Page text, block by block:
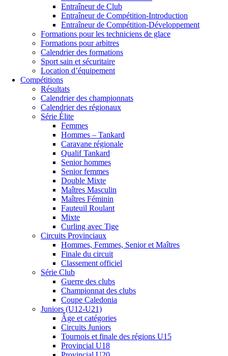
Entraîneur de Club
Entraîneur de Compétition-Introduction
Entraîneur de Compétition-Développement
Formations pour les techniciens de glace
Formations pour arbitres
Calendrier des formations
Sport sain et sécuritaire
Location d’équipement
Compétitions
Résultats
Calendrier des championnats
Calendrier des régionaux
Série Élite
Femmes
Hommes – Tankard
Caravane régionale
Qualif Tankard
Senior hommes
Senior femmes
Double Mixte
Maîtres Masculin
Maîtres Féminin
Fauteuil Roulant
Mixte
Curling avec Tige
Circuits Provinciaux
Hommes, Femmes, Senior et Maîtres
Finale du circuit
Classement officiel
Série Club
Guerre des clubs
Championnat des clubs
Coupe Caledonia
Juniors (U12-U21)
Âge et catégories
Circuits Juniors
Tournois et finale des régions U15
Provincial U18